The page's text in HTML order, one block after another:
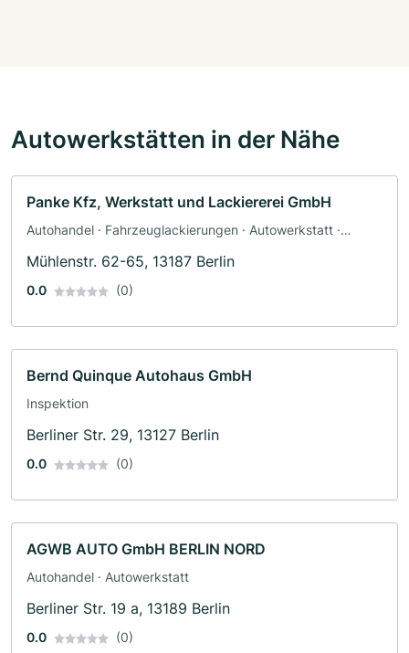
Autowerkstätten in der Nähe
Panke Kfz, Werkstatt und Lackiererei GmbH
Autohandel · Fahrzeuglackierungen · Autowerkstatt ·
Mühlenstr. 62-65, 13187 Berlin
0.0 (0)
Bernd Quinque Autohaus GmbH
Inspektion
Berliner Str. 29, 13127 Berlin
0.0 (0)
AGWB AUTO GmbH BERLIN NORD
Autohandel · Autowerkstatt
Berliner Str. 19 a, 13189 Berlin
0.0 (0)